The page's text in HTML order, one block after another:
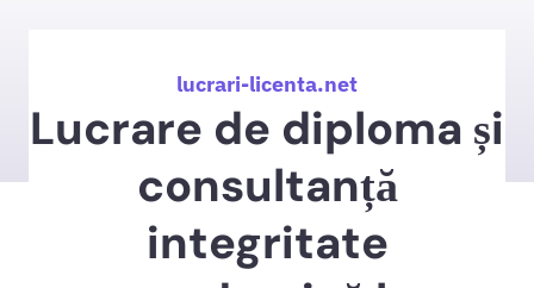
lucrari-licenta.net
Lucrare de diploma și
consultanță
integritate